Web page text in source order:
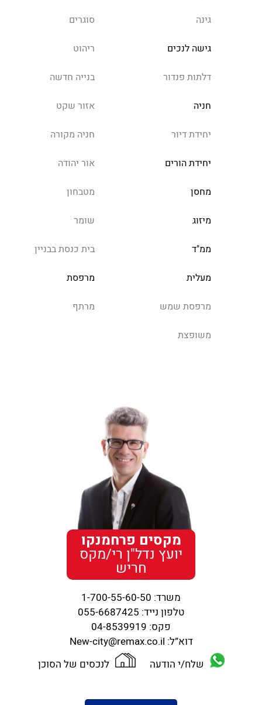
גינה סוגרים
גישה לנכים ריהוט
דלתות פנדור בנייה חדשה
חניה אזור שקט
יחידת דיור חניה מקורה
יחידת הורים אור יהודה
מחסן מטבחון
מיזוג שומר
ממ"ד בית כנסת בבניין
מעלית מרפסת
מרפסת שמש מרתף
משופצת
מקסים פרחמנקו
יועץ נדל"ן רי/מקס
חריש
משרד: 1-700-55-60-50
טלפון נייד: 055-6687425
פקס: 04-8539919
דוא”ל: New-city@remax.co.il
שלח/י הודעה
לנכסים של הסוכן